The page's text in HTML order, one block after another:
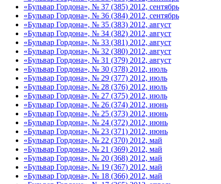
«Бульвар Гордона», № 37 (385) 2012, сентябрь
«Бульвар Гордона», № 36 (384) 2012, сентябрь
«Бульвар Гордона», № 35 (383) 2012, август
«Бульвар Гордона», № 34 (382) 2012, август
«Бульвар Гордона», № 33 (381) 2012, август
«Бульвар Гордона», № 32 (380) 2012, август
«Бульвар Гордона», № 31 (379) 2012, август
«Бульвар Гордона», № 30 (378) 2012, июль
«Бульвар Гордона», № 29 (377) 2012, июль
«Бульвар Гордона», № 28 (376) 2012, июль
«Бульвар Гордона», № 27 (375) 2012, июль
«Бульвар Гордона», № 26 (374) 2012, июнь
«Бульвар Гордона», № 25 (373) 2012, июнь
«Бульвар Гордона», № 24 (372) 2012, июнь
«Бульвар Гордона», № 23 (371) 2012, июнь
«Бульвар Гордона», № 22 (370) 2012, май
«Бульвар Гордона», № 21 (369) 2012, май
«Бульвар Гордона», № 20 (368) 2012, май
«Бульвар Гордона», № 19 (367) 2012, май
«Бульвар Гордона», № 18 (366) 2012, май